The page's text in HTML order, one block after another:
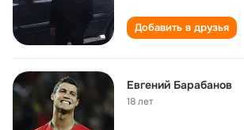
Добавить в друзья
Евгений Барабанов
18 лет